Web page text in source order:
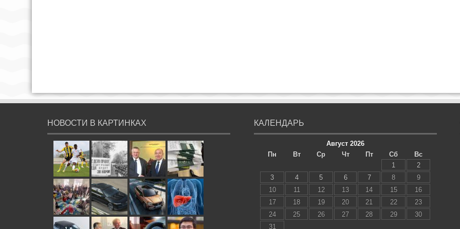
НОВОСТИ В КАРТИНКАХ КАЛЕНДАРЬ
Август 2026
Пн
Вт Ср Чт Пт Сб
Вс
1
2
3
4 5 6 7 8
9
10
11 12 13 14 15
16
17
18 19 20 21 22
23
24
25 26 27 28 29
30
31